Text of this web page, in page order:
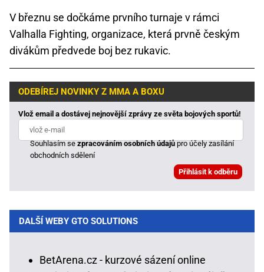
V březnu se dočkáme prvního turnaje v rámci
Valhalla Fighting, organizace, která prvně českým
divákům předvede boj bez rukavic.
ODEBÍREJ NOVINKY Z MMA A BOXU
Vlož email a dostávej nejnovější zprávy ze světa bojových sportů!
Souhlasím sezpracováním osobních údajůpro účely zasílání
obchodních sdělení
DALŠÍ WEBY GTO SOLUTIONS
BetArena.cz - kurzové sázení online